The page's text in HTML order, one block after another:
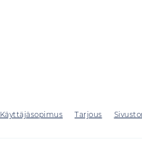
Käyttäjäsopimus Tarjous